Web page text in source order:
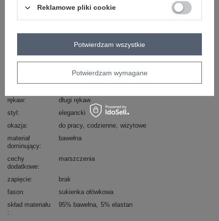
RUE PARIS
wzór
dominujący
gładki
rękaw
długi rękaw
styl
elegancki
okazja
do pracy codzienne wizytowe
materiał
dominujący
bawełna
cechy
dodatkowe
marszczenia
zapięcie
brak
fason
sukienka ołówkowa
skład materiału
95% bawełna 5% elastan
Reklamowe pliki cookie
Potwierdzam wymagane
Potwierdzam wszystkie